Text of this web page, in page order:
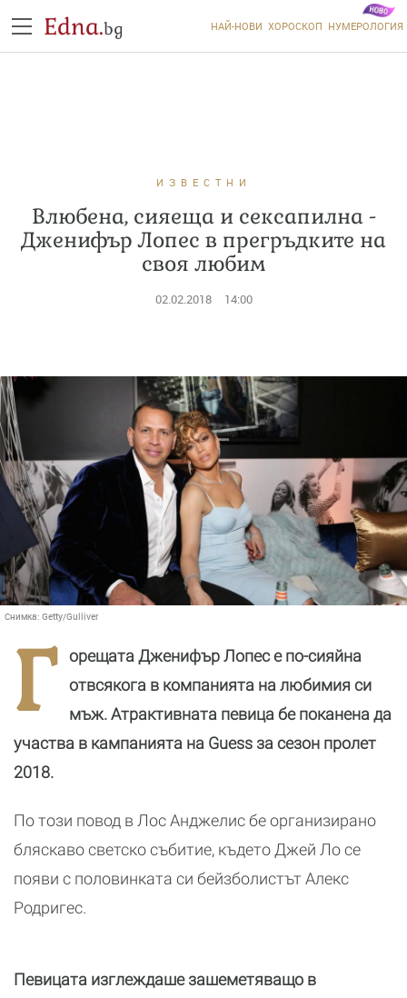
Edna.bg НАЙ-НОВИ ХОРОСКОП НУМЕРОЛОГИЯ
ИЗВЕСТНИ
Влюбена, сияеща и сексапилна -
Дженифър Лопес в прегръдките на
своя любим
02.02.2018 14:00
Снимка: Getty/Gulliver
Г
орещата Дженифър Лопес е по-сияйна
отвсякога в компанията на любимия си
мъж. Атрактивната певица бе поканена да
участва в кампанията на Guess за сезон пролет
2018.
По този повод в Лос Анджелис бе организирано
бляскаво светско събитие, където Джей Ло се
появи с половинката си бейзболистът Алекс
Родригес.
Певицата изглеждаше зашеметяващо в